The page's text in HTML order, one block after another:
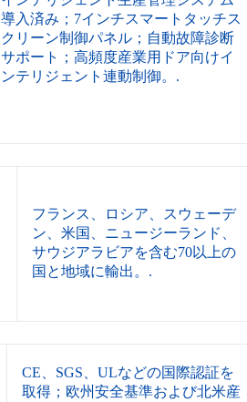
導入済み；7インチスマートタッチス
クリーン制御パネル；自動故障診断
サポート；高頻度産業用ドア向けイ
ンテリジェント連動制御。.
フランス、ロシア、スウェーデ
ン、米国、ニュージーランド、
サウジアラビアを含む70以上の
国と地域に輸出。.
CE、SGS、ULなどの国際認証を
取得；欧州安全基準および北米産